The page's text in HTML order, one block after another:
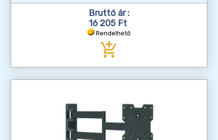
Bruttó ár :
16 205 Ft
Rendelhető
add_shopping_cart